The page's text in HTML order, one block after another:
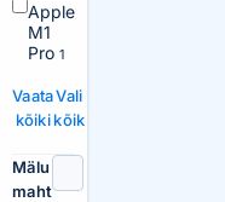
Apple
M1
Pro 1
Vaata
kõiki
Vali
kõik
Mälu
maht